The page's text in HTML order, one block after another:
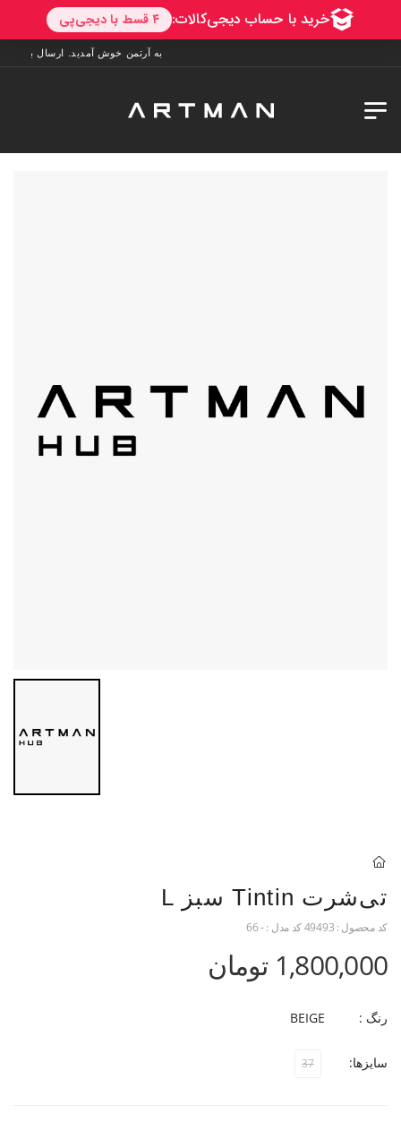
به آرتمن خوش آمدید. ارسال به سراسر ایران. 7 روز فرصت تست در منزل. 1 سال
تی‌شرت Tintin سبز L
کد محصول : 49493کد مدل :- 66
1,800,000 تومان
رنگ : BEIGE
سایزها: 37